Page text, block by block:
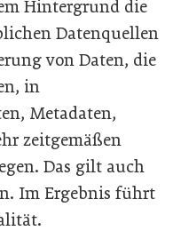
Hintergrund die
Datenquellen
von Daten, die
in
Metadaten,
zeitgemäßen
Das gilt auch
Im Ergebnis führt